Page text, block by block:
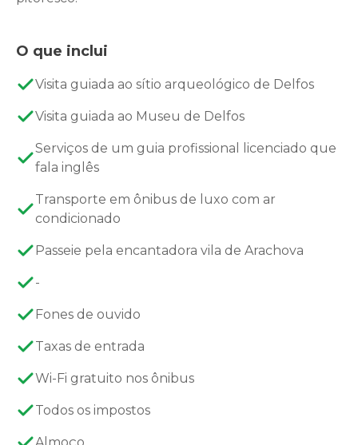
O que inclui
Visita guiada ao sítio arqueológico de Delfos
Visita guiada ao Museu de Delfos
Serviços de um guia profissional licenciado que
fala inglês
Transporte em ônibus de luxo com ar
condicionado
Passeie pela encantadora vila de Arachova
-
Fones de ouvido
Taxas de entrada
Wi-Fi gratuito nos ônibus
Todos os impostos